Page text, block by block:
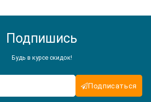
Подпишись
Будь в курсе скидок!
Подписаться